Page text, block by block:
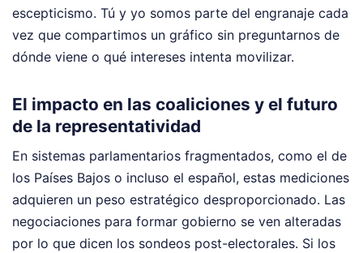
escepticismo. Tú y yo somos parte del engranaje cada
vez que compartimos un gráfico sin preguntarnos de
dónde viene o qué intereses intenta movilizar.
El impacto en las coaliciones y el futuro
de la representatividad
En sistemas parlamentarios fragmentados, como el de
los Países Bajos o incluso el español, estas mediciones
adquieren un peso estratégico desproporcionado. Las
negociaciones para formar gobierno se ven alteradas
por lo que dicen los sondeos post-electorales. Si los